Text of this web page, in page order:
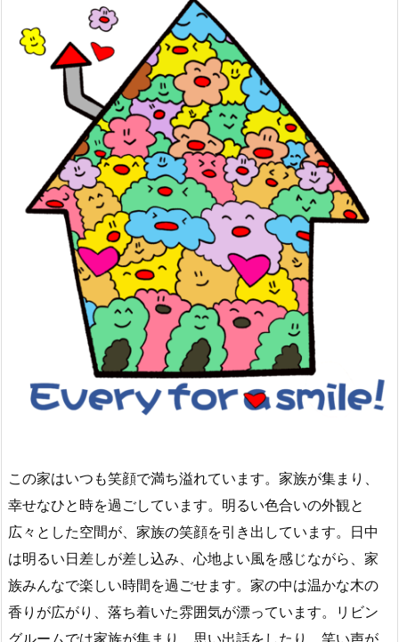
この家はいつも笑顔で満ち溢れています。家族が集まり、
幸せなひと時を過ごしています。明るい色合いの外観と
広々とした空間が、家族の笑顔を引き出しています。日中
は明るい日差しが差し込み、心地よい風を感じながら、家
族みんなで楽しい時間を過ごせます。家の中は温かな木の
香りが広がり、落ち着いた雰囲気が漂っています。リビン
グルームでは家族が集まり、思い出話をしたり、笑い声が